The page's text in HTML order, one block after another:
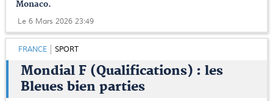
Monaco.
Le 6 Mars 2026 23:49
FRANCE SPORT
Mondial F (Qualifications) : les
Bleues bien parties